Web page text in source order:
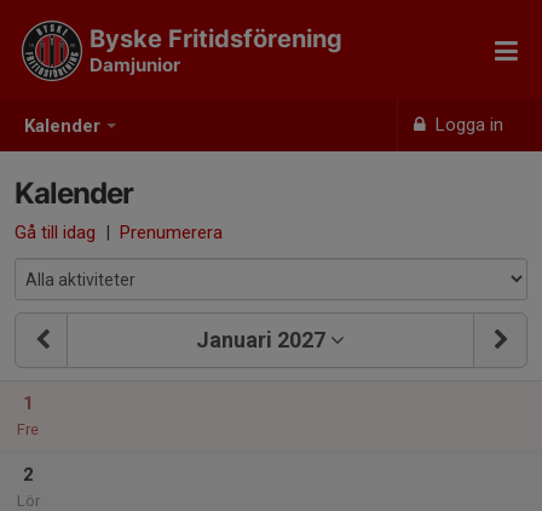
Kalender Logga in
Byske Fritidsförening
Damjunior
Kalender
Gå till idag | Prenumerera
Januari 2027
1
Fre
2
Lör